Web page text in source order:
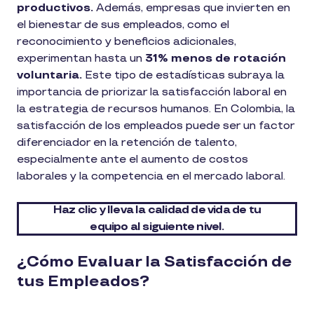
productivos​. Además, empresas que invierten en
el bienestar de sus empleados, como el
reconocimiento y beneficios adicionales,
experimentan hasta un 31% menos de rotación
voluntaria​. Este tipo de estadísticas subraya la
importancia de priorizar la satisfacción laboral en
la estrategia de recursos humanos. En Colombia, la
satisfacción de los empleados puede ser un factor
diferenciador en la retención de talento,
especialmente ante el aumento de costos
laborales y la competencia en el mercado laboral​.
Haz clic y lleva la calidad de vida de tu
equipo al siguiente nivel.
¿Cómo Evaluar la Satisfacción de
tus Empleados?